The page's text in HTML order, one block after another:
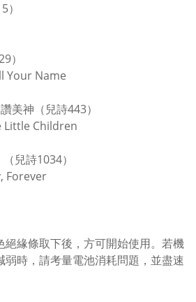
）
Your Name
美神（兒詩443）
Children
兒詩1034）
Forever
絕緣條取下後，方可開始使用。若機
弱時，請考量電池消耗問題，並盡速